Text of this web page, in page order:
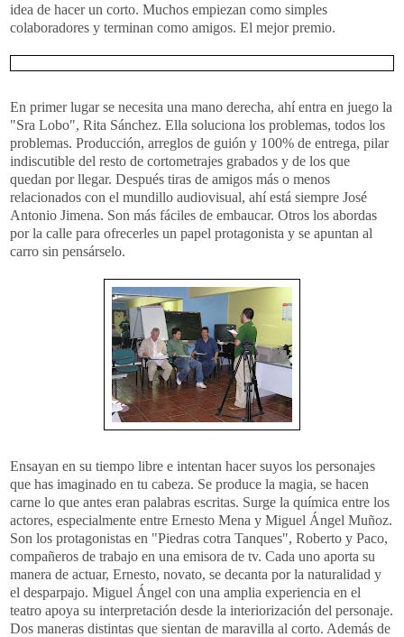
idea de hacer un corto. Muchos empiezan como simples
colaboradores y terminan como amigos. El mejor premio.
En primer lugar se necesita una mano derecha, ahí entra en juego la
"Sra Lobo", Rita Sánchez. Ella soluciona los problemas, todos los
problemas. Producción, arreglos de guión y 100% de entrega, pilar
indiscutible del resto de cortometrajes grabados y de los que
quedan por llegar. Después tiras de amigos más o menos
relacionados con el mundillo audiovisual, ahí está siempre José
Antonio Jimena. Son más fáciles de embaucar. Otros los abordas
por la calle para ofrecerles un papel protagonista y se apuntan al
carro sin pensárselo.
Ensayan en su tiempo libre e intentan hacer suyos los personajes
que has imaginado en tu cabeza. Se produce la magia, se hacen
carne lo que antes eran palabras escritas. Surge la química entre los
actores, especialmente entre Ernesto Mena y Miguel Ángel Muñoz.
Son los protagonistas en "Piedras cotra Tanques", Roberto y Paco,
compañeros de trabajo en una emisora de tv. Cada uno aporta su
manera de actuar, Ernesto, novato, se decanta por la naturalidad y
el desparpajo. Miguel Ángel con una amplia experiencia en el
teatro apoya su interpretación desde la interiorización del personaje.
Dos maneras distintas que sientan de maravilla al corto. Además de